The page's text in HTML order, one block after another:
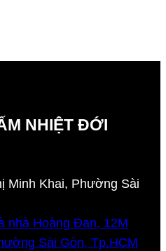
NHIỆT ĐỚI
Minh Khai, Phường Sài
nhà Hoàng Đan, 12M
Sài Gòn, Tp.HCM